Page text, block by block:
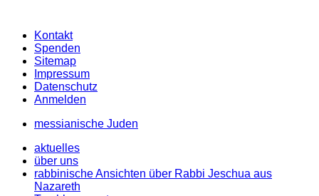
Kontakt
Spenden
Sitemap
Impressum
Datenschutz
Anmelden
messianische Juden
aktuelles
über uns
rabbinische Ansichten über Rabbi Jeschua aus
Nazareth